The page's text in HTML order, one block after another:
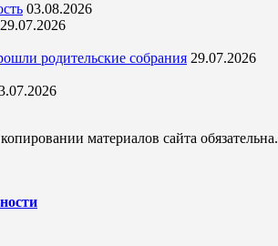
03.08.2026
29.07.2026
родительские собрания 29.07.2026
материалов сайта обязательна.